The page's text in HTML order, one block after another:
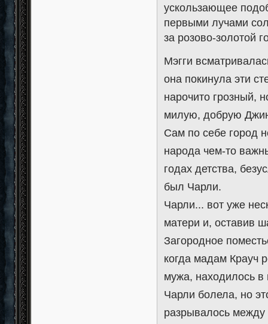
ускользающее
первыми лучами
за розово-золотой
Мэгги
она покинула эти
нарочито грозный,
милую, добрую
Сам по себе город
народа чем-то
годах детства,
был Чарли.
Чарли... вот уже
матери и, оставив
Загородное
когда мадам Крауч
мужа, находилось в
Чарли болела, но
разрывалось между